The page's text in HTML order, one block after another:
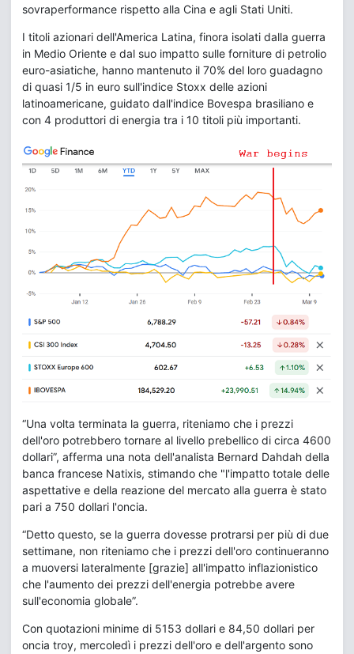
sovraperformance rispetto alla Cina e agli Stati Uniti.
I titoli azionari dell'America Latina, finora isolati dalla guerra
in Medio Oriente e dal suo impatto sulle forniture di petrolio
euro-asiatiche, hanno mantenuto il 70% del loro guadagno
di quasi 1/5 in euro sull'indice Stoxx delle azioni
latinoamericane, guidato dall'indice Bovespa brasiliano e
con 4 produttori di energia tra i 10 titoli più importanti.
“Una volta terminata la guerra, riteniamo che i prezzi
dell'oro potrebbero tornare al livello prebellico di circa 4600
dollari”, afferma una nota dell'analista Bernard Dahdah della
banca francese Natixis, stimando che "l'impatto totale delle
aspettative e della reazione del mercato alla guerra è stato
pari a 750 dollari l'oncia.
“Detto questo, se la guerra dovesse protrarsi per più di due
settimane, non riteniamo che i prezzi dell'oro continueranno
a muoversi lateralmente [grazie] all'impatto inflazionistico
che l'aumento dei prezzi dell'energia potrebbe avere
sull'economia globale”.
Con quotazioni minime di 5153 dollari e 84,50 dollari per
oncia troy, mercoledì i prezzi dell'oro e dell'argento sono